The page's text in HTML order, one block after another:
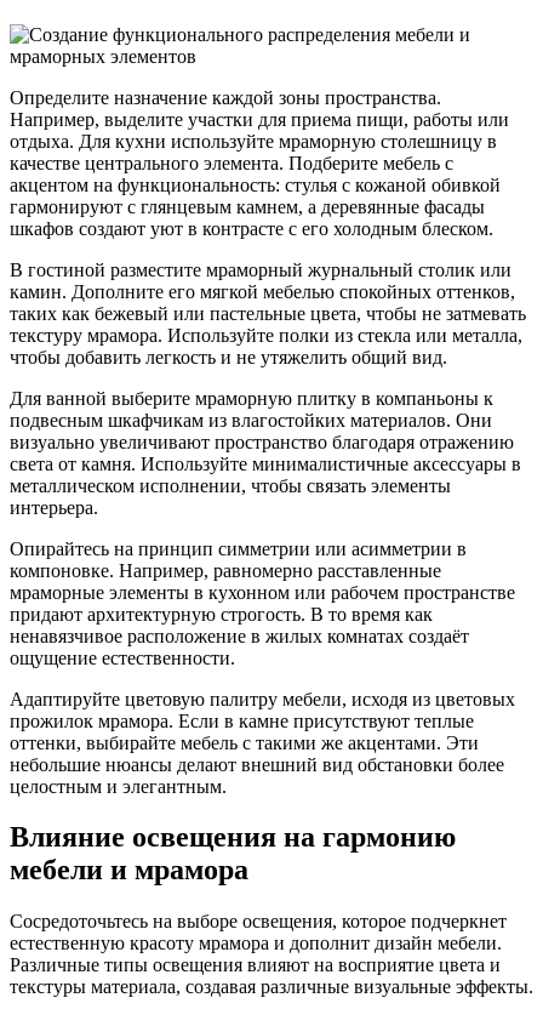
Определите назначение каждой зоны пространства.
Например, выделите участки для приема пищи, работы или
отдыха. Для кухни используйте мраморную столешницу в
качестве центрального элемента. Подберите мебель с
акцентом на функциональность: стулья с кожаной обивкой
гармонируют с глянцевым камнем, а деревянные фасады
шкафов создают уют в контрасте с его холодным блеском.
В гостиной разместите мраморный журнальный столик или
камин. Дополните его мягкой мебелью спокойных оттенков,
таких как бежевый или пастельные цвета, чтобы не затмевать
текстуру мрамора. Используйте полки из стекла или металла,
чтобы добавить легкость и не утяжелить общий вид.
Для ванной выберите мраморную плитку в компаньоны к
подвесным шкафчикам из влагостойких материалов. Они
визуально увеличивают пространство благодаря отражению
света от камня. Используйте минималистичные аксессуары в
металлическом исполнении, чтобы связать элементы
интерьера.
Опирайтесь на принцип симметрии или асимметрии в
компоновке. Например, равномерно расставленные
мраморные элементы в кухонном или рабочем пространстве
придают архитектурную строгость. В то время как
ненавязчивое расположение в жилых комнатах создаёт
ощущение естественности.
Адаптируйте цветовую палитру мебели, исходя из цветовых
прожилок мрамора. Если в камне присутствуют теплые
оттенки, выбирайте мебель с такими же акцентами. Эти
небольшие нюансы делают внешний вид обстановки более
целостным и элегантным.
Влияние освещения на гармонию
мебели и мрамора
Сосредоточьтесь на выборе освещения, которое подчеркнет
естественную красоту мрамора и дополнит дизайн мебели.
Различные типы освещения влияют на восприятие цвета и
текстуры материала, создавая различные визуальные эффекты.